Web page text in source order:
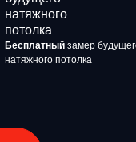
Бесплатныйзамер
натяжного потолка